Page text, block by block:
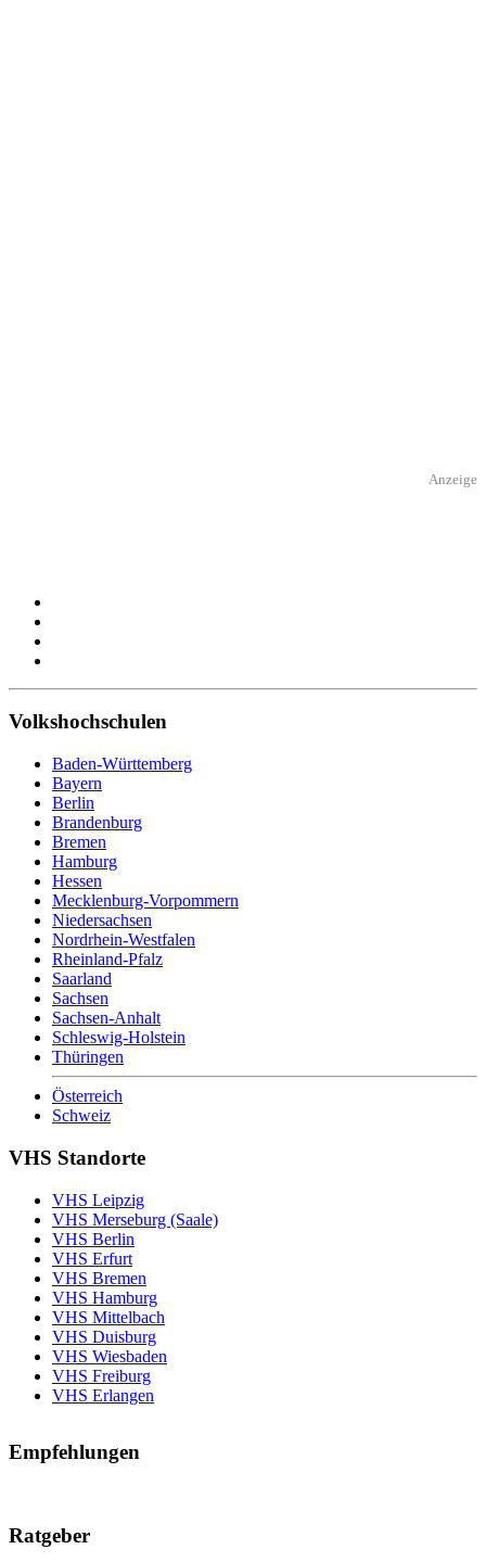
Anzeige
Volkshochschulen
Baden-Württemberg
Bayern
Berlin
Brandenburg
Bremen
Hamburg
Hessen
Mecklenburg-Vorpommern
Niedersachsen
Nordrhein-Westfalen
Rheinland-Pfalz
Saarland
Sachsen
Sachsen-Anhalt
Schleswig-Holstein
Thüringen
Österreich
Schweiz
VHS Standorte
VHS Leipzig
VHS Merseburg (Saale)
VHS Berlin
VHS Erfurt
VHS Bremen
VHS Hamburg
VHS Mittelbach
VHS Duisburg
VHS Wiesbaden
VHS Freiburg
VHS Erlangen
Empfehlungen
Ratgeber